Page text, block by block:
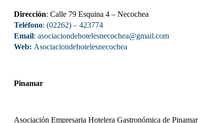
Dirección: Calle 79 Esquina 4 – Necochea
Teléfono: (02262) – 423774
Email: asociaciondehotelesnecochea@gmail.com
Web: Asociaciondehotelesnecochea
Pinamar
Asociación Empresaria Hotelera Gastronómica de Pinamar